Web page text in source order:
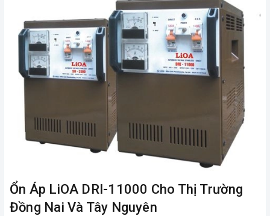
Ổn Áp LiOA DRI-11000 Cho Thị Trường
Đồng Nai Và Tây Nguyên